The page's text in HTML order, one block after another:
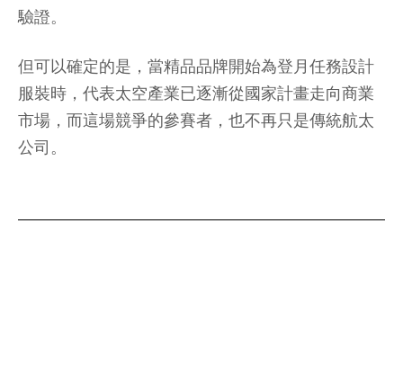
驗證。
但可以確定的是，當精品品牌開始為登月任務設計
服裝時，代表太空產業已逐漸從國家計畫走向商業
市場，而這場競爭的參賽者，也不再只是傳統航太
公司。